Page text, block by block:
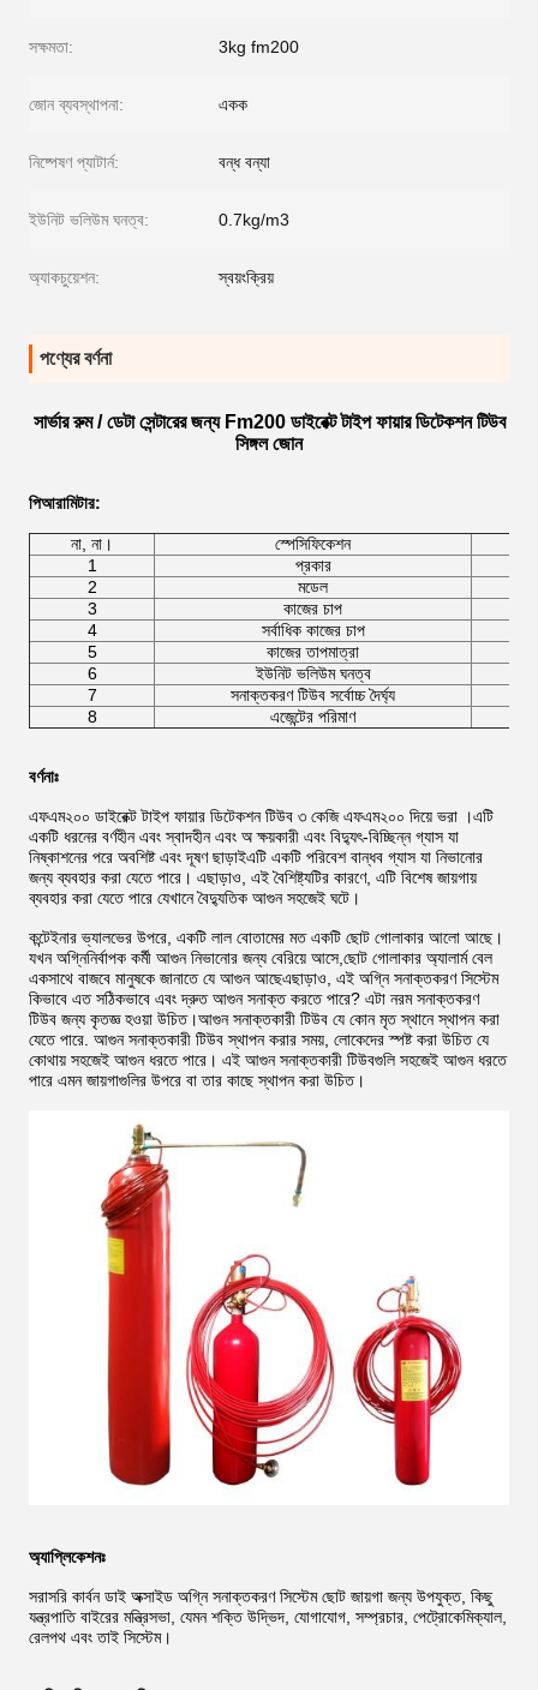
সক্ষমতা: 3kg fm200
জোন ব্যবস্থাপনা: একক
নিষ্পেষণ প্যাটার্ন: বন্ধ বন্যা
ইউনিট ভলিউম ঘনত্ব: 0.7kg/m3
অ্যাকচুয়েশন: স্বয়ংক্রিয়
পণ্যের বর্ণনা
সার্ভার রুম / ডেটা সেন্টারের জন্য Fm200 ডাইরেক্ট টাইপ ফায়ার ডিটেকশন টিউব
সিঙ্গল জোন
পিআরামিটার:
না, না। স্পেসিফিকেশন
1
প্রকার
2
মডেল
3
কাজের চাপ
4
সর্বাধিক কাজের চাপ
5
কাজের তাপমাত্রা
6
ইউনিট ভলিউম ঘনত্ব
7
সনাক্তকরণ টিউব সর্বোচ্চ দৈর্ঘ্য
8
এজেন্টের পরিমাণ
বর্ণনাঃ
এফএম২০০ ডাইরেক্ট টাইপ ফায়ার ডিটেকশন টিউব ৩ কেজি এফএম২০০ দিয়ে ভরা ।এটি
একটি ধরনের বর্ণহীন এবং স্বাদহীন এবং অ ক্ষয়কারী এবং বিদ্যুৎ-বিচ্ছিন্ন গ্যাস যা
নিষ্কাশনের পরে অবশিষ্ট এবং দূষণ ছাড়াইএটি একটি পরিবেশ বান্ধব গ্যাস যা নিভানোর
জন্য ব্যবহার করা যেতে পারে। এছাড়াও, এই বৈশিষ্ট্যটির কারণে, এটি বিশেষ জায়গায়
ব্যবহার করা যেতে পারে যেখানে বৈদ্যুতিক আগুন সহজেই ঘটে।
কন্টেইনার ভ্যালভের উপরে, একটি লাল বোতামের মত একটি ছোট গোলাকার আলো আছে।
যখন অগ্নিনির্বাপক কর্মী আগুন নিভানোর জন্য বেরিয়ে আসে,ছোট গোলাকার অ্যালার্ম বেল
একসাথে বাজবে মানুষকে জানাতে যে আগুন আছেএছাড়াও, এই অগ্নি সনাক্তকরণ সিস্টেম
কিভাবে এত সঠিকভাবে এবং দ্রুত আগুন সনাক্ত করতে পারে? এটা নরম সনাক্তকরণ
টিউব জন্য কৃতজ্ঞ হওয়া উচিত।আগুন সনাক্তকারী টিউব যে কোন মৃত স্থানে স্থাপন করা
যেতে পারে. আগুন সনাক্তকারী টিউব স্থাপন করার সময়, লোকেদের স্পষ্ট করা উচিত যে
কোথায় সহজেই আগুন ধরতে পারে। এই আগুন সনাক্তকারী টিউবগুলি সহজেই আগুন ধরতে
পারে এমন জায়গাগুলির উপরে বা তার কাছে স্থাপন করা উচিত।
অ্যাপ্লিকেশনঃ
সরাসরি কার্বন ডাই অক্সাইড অগ্নি সনাক্তকরণ সিস্টেম ছোট জায়গা জন্য উপযুক্ত, কিছু
যন্ত্রপাতি বাইরের মন্ত্রিসভা, যেমন শক্তি উদ্ভিদ, যোগাযোগ, সম্প্রচার, পেট্রোকেমিক্যাল,
রেলপথ এবং তাই সিস্টেম।